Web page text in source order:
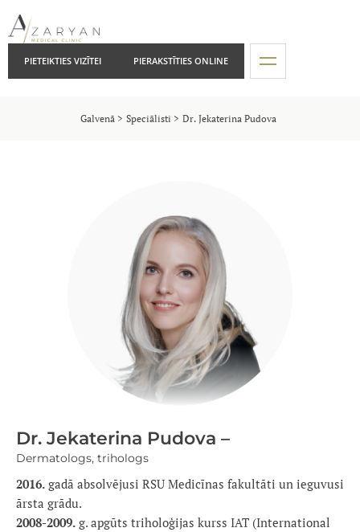
PIETEIKTIES VIZĪTEI PIERAKSTĪTIES ONLINE
Galvenā Speciālisti Dr. Jekaterina Pudova
Dr. Jekaterina Pudova –
Dermatologs, trihologs
2016. gadā absolvējusi RSU Medicīnas fakultāti un ieguvusi
ārsta grādu.
2008-2009. g. apgūts triholoģijas kurss IAT (International